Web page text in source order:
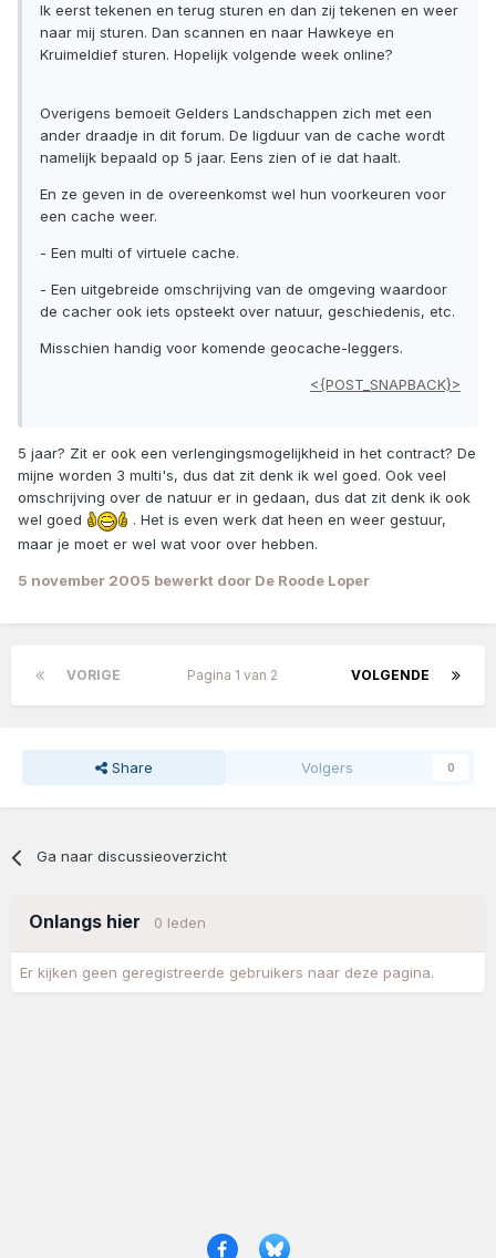
Ik eerst tekenen en terug sturen en dan zij tekenen en weer
naar mij sturen. Dan scannen en naar Hawkeye en
Kruimeldief sturen. Hopelijk volgende week online?
Overigens bemoeit Gelders Landschappen zich met een
ander draadje in dit forum. De ligduur van de cache wordt
namelijk bepaald op 5 jaar. Eens zien of ie dat haalt.
En ze geven in de overeenkomst wel hun voorkeuren voor
een cache weer.
- Een multi of virtuele cache.
- Een uitgebreide omschrijving van de omgeving waardoor
de cacher ook iets opsteekt over natuur, geschiedenis, etc.
Misschien handig voor komende geocache-leggers.
<{POST_SNAPBACK}>
5 jaar? Zit er ook een verlengingsmogelijkheid in het contract? De
mijne worden 3 multi's, dus dat zit denk ik wel goed. Ook veel
omschrijving over de natuur er in gedaan, dus dat zit denk ik ook
wel goed
. Het is even werk dat heen en weer gestuur,
maar je moet er wel wat voor over hebben.
5 november 2005 bewerkt door De Roode Loper
VORIGE VOLGENDE
Pagina 1 van 2
Share Volgers 0
Ga naar discussieoverzicht
Onlangs hier 0 leden
Er kijken geen geregistreerde gebruikers naar deze pagina.